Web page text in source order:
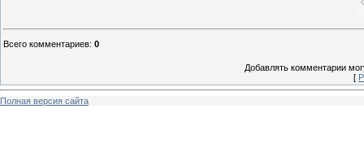
Всего комментариев: 0
Добавлять комментарии
[
Полная версия сайта